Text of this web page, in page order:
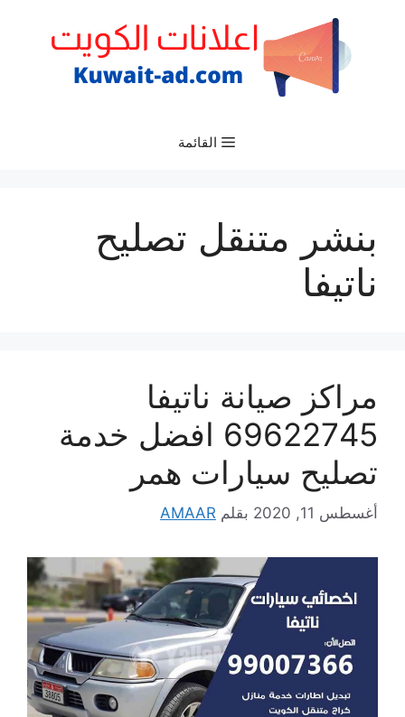
القائمة
بنشر متنقل تصليح
ناتيفا
مراكز صيانة ناتيفا
69622745 افضل خدمة
تصليح سيارات همر
أغسطس 11, 2020 بقلم AMAAR